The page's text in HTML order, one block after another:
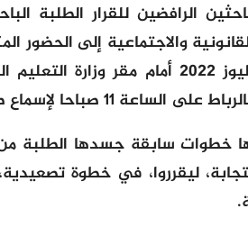
الرافضين للقرار الطلبة
والاجتماعية إلى الحضور
تنظيمها يوم الاثنين 25 يوليوز 2022
لإسماع صوتهم للوزارة الوصية.
خطوات سابقة جسدها الطلبة
ليقرروا، في خطوة